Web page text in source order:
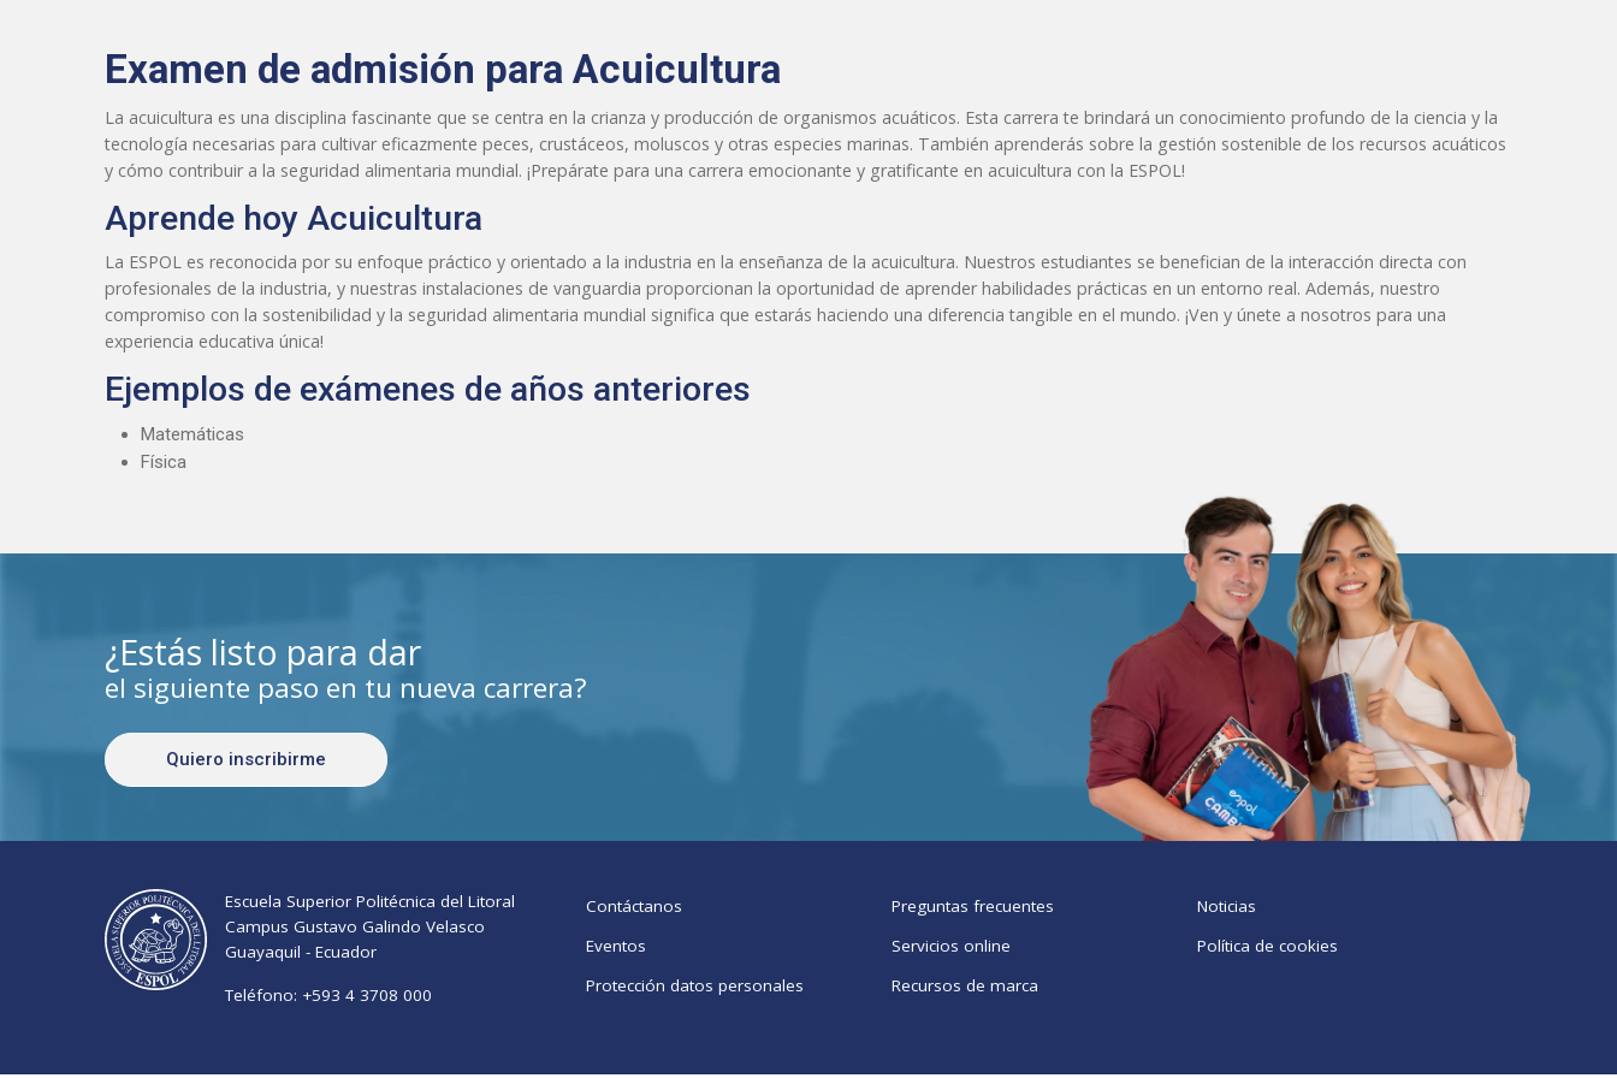
Examen de admisión para Acuicultura
La acuicultura es una disciplina fascinante que se centra en la crianza y producción de organismos acuáticos. Esta carrera te brindará un conocimiento profundo de la ciencia y la
tecnología necesarias para cultivar eficazmente peces, crustáceos, moluscos y otras especies marinas. También aprenderás sobre la gestión sostenible de los recursos acuáticos
y cómo contribuir a la seguridad alimentaria mundial. ¡Prepárate para una carrera emocionante y gratificante en acuicultura con la ESPOL!
Aprende hoy Acuicultura
La ESPOL es reconocida por su enfoque práctico y orientado a la industria en la enseñanza de la acuicultura. Nuestros estudiantes se benefician de la interacción directa con
profesionales de la industria, y nuestras instalaciones de vanguardia proporcionan la oportunidad de aprender habilidades prácticas en un entorno real. Además, nuestro
compromiso con la sostenibilidad y la seguridad alimentaria mundial significa que estarás haciendo una diferencia tangible en el mundo. ¡Ven y únete a nosotros para una
experiencia educativa única!
Ejemplos de exámenes de años anteriores
Matemáticas
Física
¿Estás listo para dar
el siguiente paso en tu nueva carrera?
Quiero inscribirme
Escuela Superior Politécnica del Litoral
Campus Gustavo Galindo Velasco
Guayaquil - Ecuador
Teléfono: +593 4 3708 000
Contáctanos Preguntas frecuentes
Noticias
Eventos
Servicios online
Política de cookies
Protección datos personales
Recursos de marca